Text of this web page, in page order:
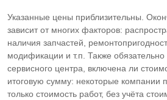
Указанные цены приблизительны.
зависит от многих факторов:
наличия запчастей,
модификации и т.п. Также обязательно
сервисного центра, включена ли
итоговую сумму: некоторые компании
только стоимость работ, без учёта